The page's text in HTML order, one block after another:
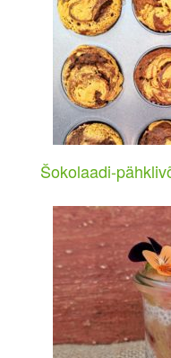
Šokolaadi-